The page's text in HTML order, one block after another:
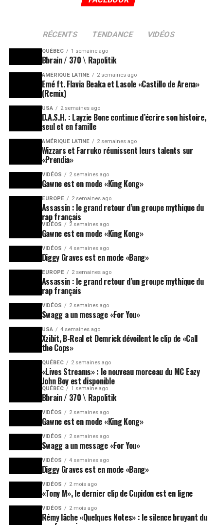
RÉCENTS TENDANCE VIDÉOS
QUÉBEC 1 semaine ago
Bbrain / 370 \ Rapolitik
AMÉRIQUE LATINE 2 semaines ago
Emé ft. Flavia Beaka et Lasole «Castillo de Arena»
(Remix)
USA 2 semaines ago
D.A.S.H. : Layzie Bone continue d’écrire son histoire,
seul et en famille
AMÉRIQUE LATINE 2 semaines ago
Wizzars et Farruko réunissent leurs talents sur
«Prendia»
VIDÉOS 2 semaines ago
Gawne est en mode «King Kong»
EUROPE 2 semaines ago
Assassin : le grand retour d’un groupe mythique du
rap français
VIDÉOS 2 semaines ago
Gawne est en mode «King Kong»
VIDÉOS 4 semaines ago
Diggy Graves est en mode «Bang»
EUROPE 2 semaines ago
Assassin : le grand retour d’un groupe mythique du
rap français
VIDÉOS 2 semaines ago
Swagg a un message «For You»
USA 4 semaines ago
Xzibit, B-Real et Demrick dévoilent le clip de «Call
the Cops»
QUÉBEC 2 semaines ago
«Lives Streams» : le nouveau morceau du MC Eazy
John Boy est disponible
QUÉBEC 1 semaine ago
Bbrain / 370 \ Rapolitik
VIDÉOS 2 semaines ago
Gawne est en mode «King Kong»
VIDÉOS 2 semaines ago
Swagg a un message «For You»
VIDÉOS 4 semaines ago
Diggy Graves est en mode «Bang»
VIDÉOS 2 mois ago
«Tony M», le dernier clip de Cupidon est en ligne
VIDÉOS 2 mois ago
Rémy lâche «Quelques Notes» : le silence bruyant du